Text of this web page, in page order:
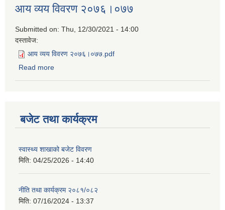
आय व्यय विवरण २०७६।०७७
Submitted on: Thu, 12/30/2021 - 14:00
दस्तावेज:
आय व्यय विवरण २०७६।०७७.pdf
Read more
बजेट तथा कार्यक्रम
स्वास्थ्य शाखाको बजेट विवरण
मिति: 04/25/2026 - 14:40
नीति तथा कार्यक्रम २०८१/०८२
मिति: 07/16/2024 - 13:37